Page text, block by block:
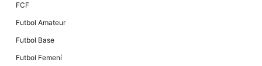
FCF
Futbol Amateur
Futbol Base
Futbol Femení